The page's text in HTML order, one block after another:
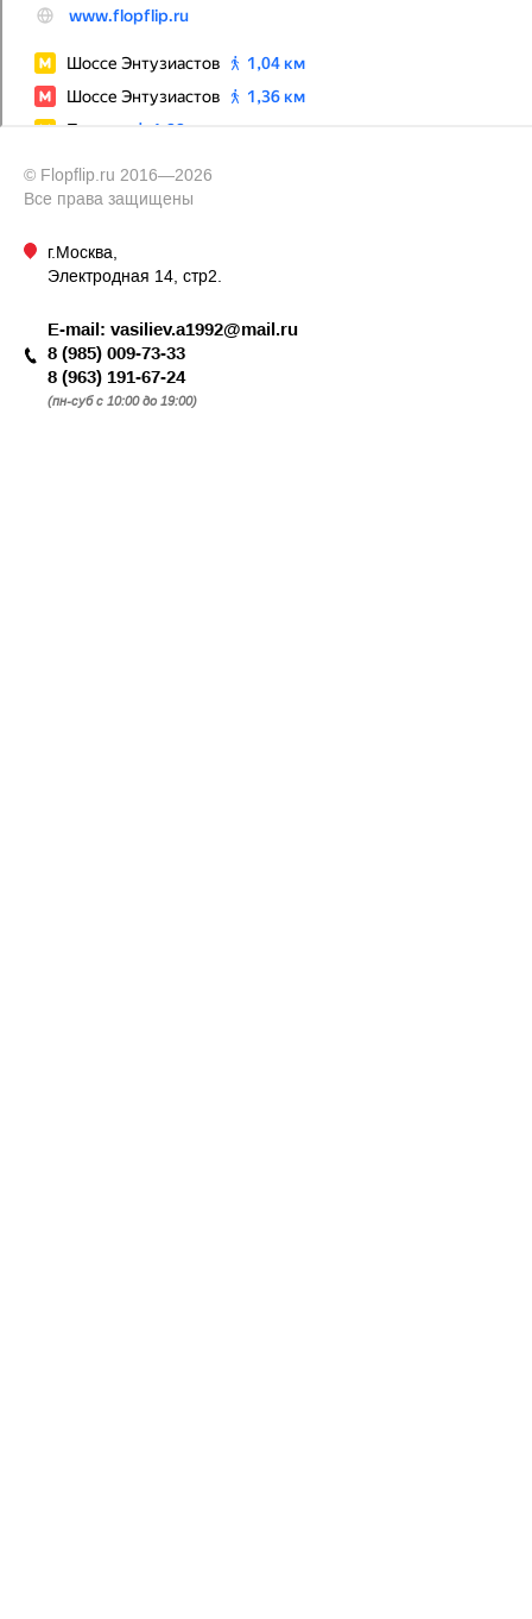
© Flopflip.ru 2016—2026
Все права защищены
г.Москва,
Электродная 14, стр2.
E-mail: vasiliev.a1992@mail.ru
8 (985) 009-73-33
8 (963) 191-67-24
(пн-суб с 10:00 до 19:00)